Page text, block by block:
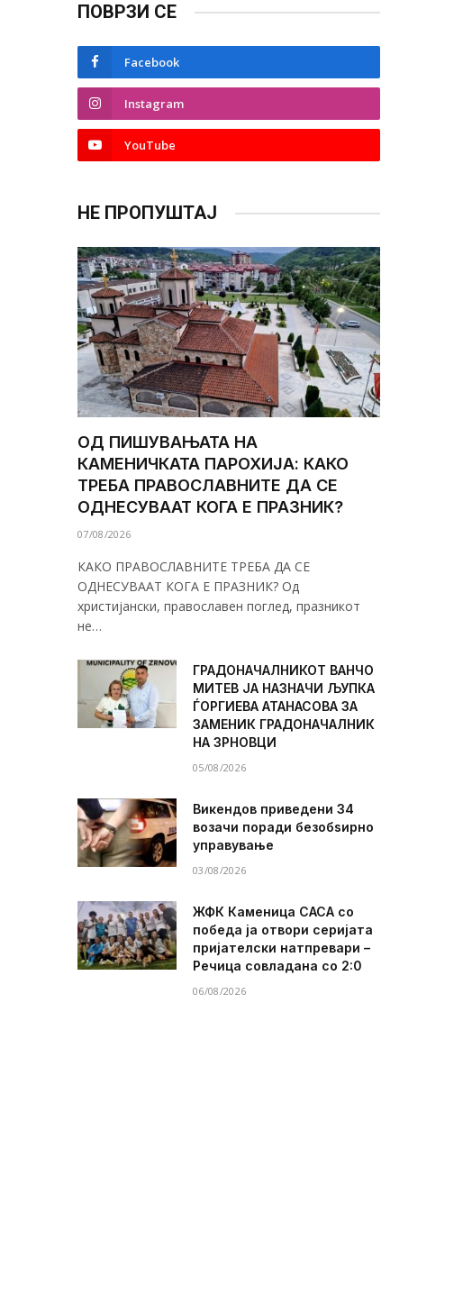
ПОВРЗИ СЕ
Facebook
Instagram
YouTube
НЕ ПРОПУШТАЈ
ОД ПИШУВАЊАТА НА
КАМЕНИЧКАТА ПАРОХИЈА: КАКО
ТРЕБА ПРАВОСЛАВНИТЕ ДА СЕ
ОДНЕСУВААТ КОГА Е ПРАЗНИК?
07/08/2026
КАКО ПРАВОСЛАВНИТЕ ТРЕБА ДА СЕ
ОДНЕСУВААТ КОГА Е ПРАЗНИК? Од
христијански, православен поглед, празникот
не…
ГРАДОНАЧАЛНИКОТ ВАНЧО
МИТЕВ ЈА НАЗНАЧИ ЉУПКА
ЃОРГИЕВА АТАНАСОВА ЗА
ЗАМЕНИК ГРАДОНАЧАЛНИК
НА ЗРНОВЦИ
05/08/2026
Викендов приведени 34
возачи поради безобѕирно
управување
03/08/2026
ЖФК Каменица САСА со
победа ја отвори серијата
пријателски натпревари –
Речица совладана со 2:0
06/08/2026